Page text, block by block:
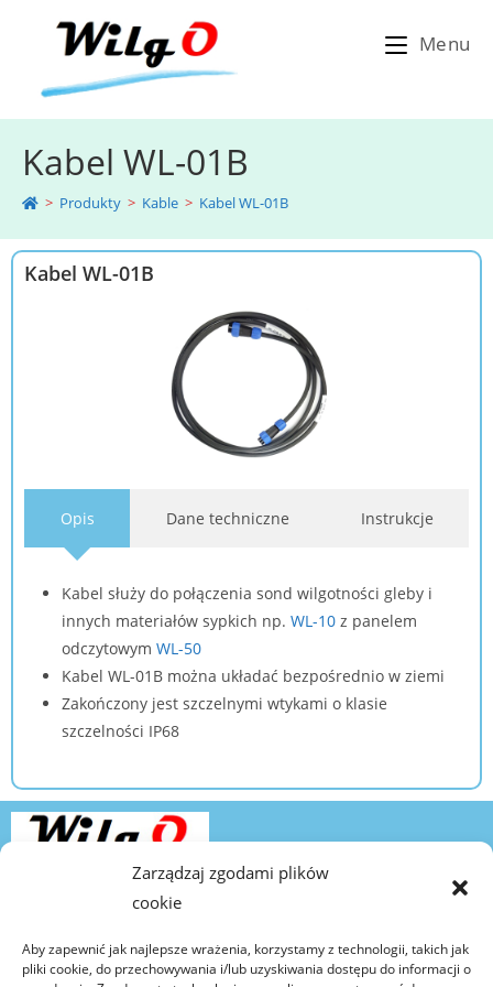
Zarządzaj zgodami plików
cookie
Aby zapewnić jak najlepsze wrażenia, korzystamy z technologii, takich jak
pliki cookie, do przechowywania i/lub uzyskiwania dostępu do informacji o
Menu
Kabel WL-01B
> Produkty > Kable > Kabel WL-01B
Kabel WL-01B
Opis Dane techniczne Instrukcje
Kabel służy do połączenia sond wilgotności gleby i
innych materiałów sypkich np. WL-10 z panelem
odczytowym WL-50
Kabel WL-01B można układać bezpośrednio w ziemi
Zakończony jest szczelnymi wtykami o klasie
szczelności IP68
Icon by Icons8